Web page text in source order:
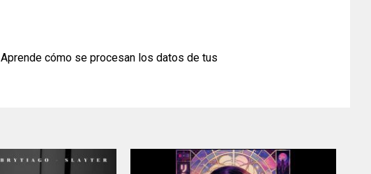
Aprende cómo se procesan los datos de tus